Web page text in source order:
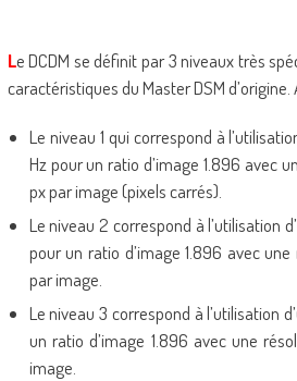
Le DCDM se définit par 3 niveaux très
caractéristiques du Master DSM d’origine.
Le niveau 1 qui correspond à
Hz pour un ratio d’image 1.896 avec
px par image (pixels carrés).
Le niveau 2 correspond à l’utilisation
pour un ratio d’image 1.896 avec
par image.
Le niveau 3 correspond à l’utilisation
un ratio d’image 1.896 avec une
image.